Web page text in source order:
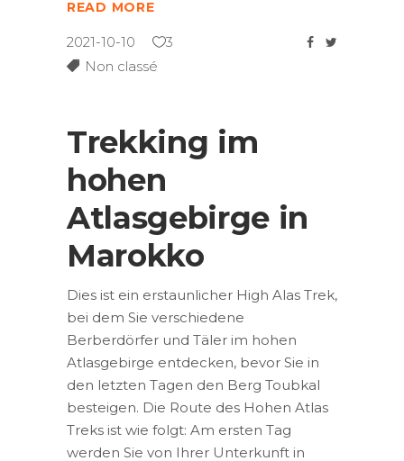
READ MORE
2021-10-10
3
Non classé
Trekking im
hohen
Atlasgebirge in
Marokko
Dies ist ein erstaunlicher High Alas Trek,
bei dem Sie verschiedene
Berberdörfer und Täler im hohen
Atlasgebirge entdecken, bevor Sie in
den letzten Tagen den Berg Toubkal
besteigen. Die Route des Hohen Atlas
Treks ist wie folgt: Am ersten Tag
werden Sie von Ihrer Unterkunft in